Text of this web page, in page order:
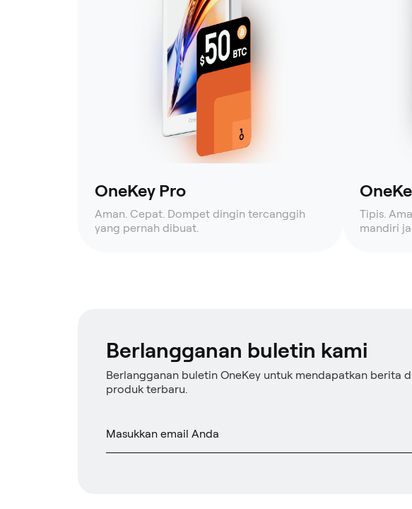
OneKey Pro
Aman. Cepat. Dompet dingin tercanggih
yang pernah dibuat.
Tipis.
mandiri
Berlangganan buletin kami
Berlangganan buletin OneKey untuk mendapatkan berita
produk terbaru.